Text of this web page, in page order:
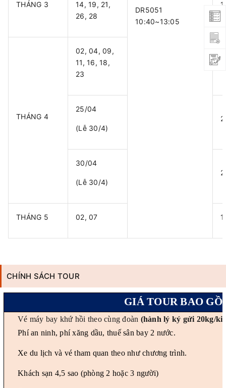
DR5051
10:40~13:05
THÁNG 3
14, 19, 21,
26, 28
THÁNG 4
02, 04, 09,
11, 16, 18,
23
25/04
(Lễ 30/4)
30/04
(Lễ 30/4)
THÁNG 5 02, 07
CHÍNH SÁCH TOUR
GIÁTOURBAO
Vé máy bay khứ hồi theo cùng đoàn (hành lý ký gửi 20kg/
Phí an ninh, phí xăng dầu, thuế sân bay 2 nước.
Xe du lịch và vé tham quan theo như chương trình.
Khách sạn 4,5 sao (phòng 2 hoặc 3 người)